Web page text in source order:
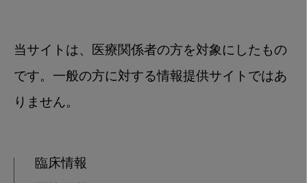
当サイトは、医療関係者の方を対象にしたもの
です。一般の方に対する情報提供サイトではあ
りません。
臨床情報